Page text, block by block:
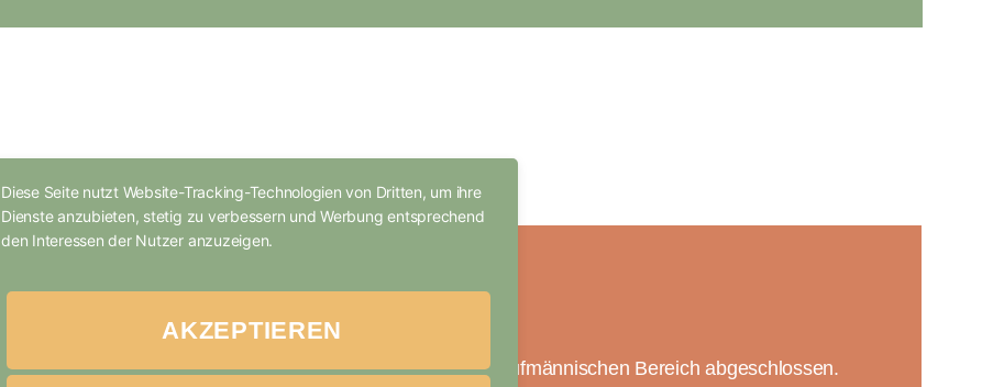
mindestens einen Realschulabschluss erworben und
einen Praktikumsvertrag mit einer Praxiseinrichtung im kaufmännischen Bereich abgeschlossen.
Diese Seite nutzt Website-Tracking-Technologien von Dritten, um ihre
Dienste anzubieten, stetig zu verbessern und Werbung entsprechend
den Interessen der Nutzer anzuzeigen.
AKZEPTIEREN